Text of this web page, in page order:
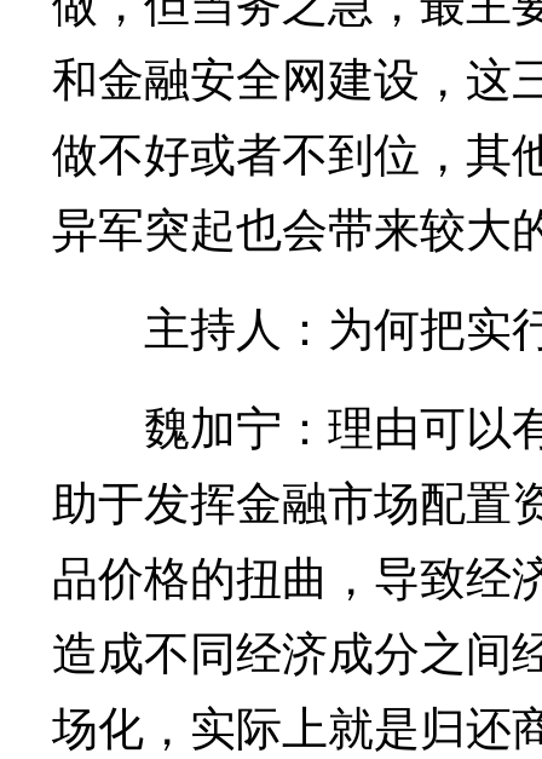
和金融安全网建设，这
做不好或者不到位，其
异军突起也会带来较大
主持人：为何把实
魏加宁：理由可以
助于发挥金融市场配置
品价格的扭曲，导致经
造成不同经济成分之间
场化，实际上就是归还